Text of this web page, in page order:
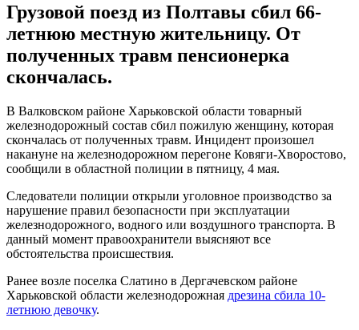
Грузовой поезд из Полтавы сбил 66-
летнюю местную жительницу. От
полученных травм пенсионерка
скончалась.
В Валковском районе Харьковской области товарный
железнодорожный состав сбил пожилую женщину, которая
скончалась от полученных травм. Инцидент произошел
накануне на железнодорожном перегоне Ковяги-Хворостово,
сообщили в областной полиции в пятницу, 4 мая.
Следователи полиции открыли уголовное производство за
нарушение правил безопасности при эксплуатации
железнодорожного, водного или воздушного транспорта. В
данный момент правоохранители выясняют все
обстоятельства происшествия.
Ранее возле поселка Слатино в Дергачевском районе
Харьковской области железнодорожная дрезина сбила 10-
летнюю девочку.